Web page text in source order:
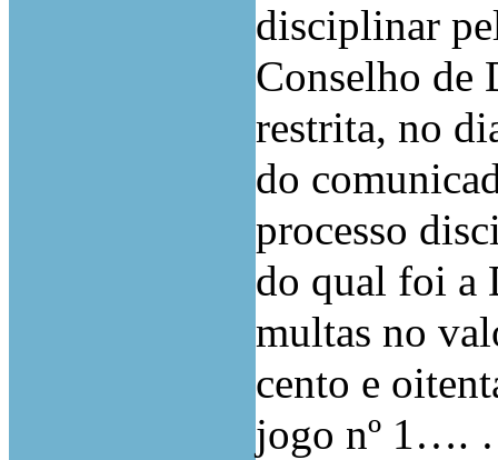
disciplinar
Conselho de
restrita, no
do
processo
do qual foi a
multas no
cento e
jogo nº 1….